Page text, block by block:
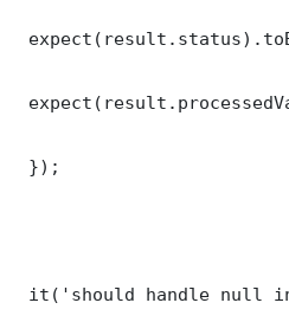
});
it('should handle null